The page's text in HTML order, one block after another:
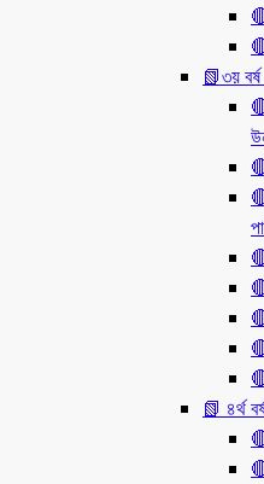
📗৩য় বর্ষ
📗 ৪র্থ